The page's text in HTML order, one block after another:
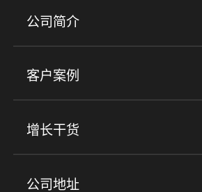
金融行业
心理机构
产品
小程序商城 ERP
社群圈子
公司简介
客户案例
增长干货
公司地址